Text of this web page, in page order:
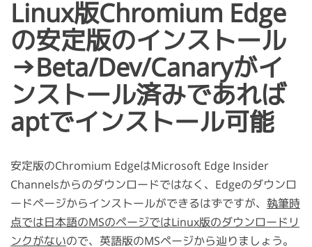
Linux版Chromium Edge
の安定版のインストール
→Beta/Dev/Canaryがイ
ンストール済みであれば
aptでインストール可能
安定版のChromium EdgeはMicrosoft Edge Insider
Channelsからのダウンロードではなく、Edgeのダウンロ
ードページからインストールができるはずですが、 執筆時
点では日本語のMSのページではLinux版のダウンロードリ
ンクがないので、英語版のMSページから辿りましょう。